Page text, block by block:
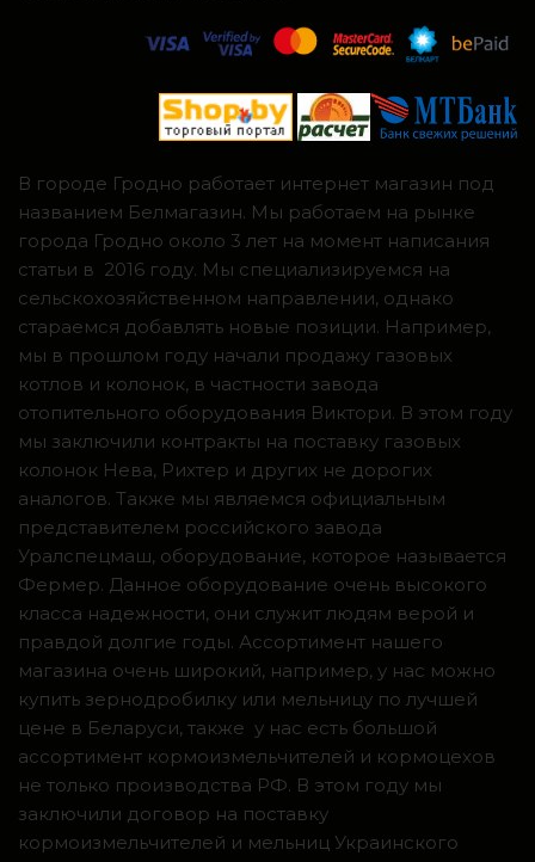
В городе Гродно работает интернет магазин под
названием Белмагазин. Мы работаем на рынке
города Гродно около 3 лет на момент написания
статьи в 2016 году. Мы специализируемся на
сельскохозяйственном направлении, однако
стараемся добавлять новые позиции. Например,
мы в прошлом году начали продажу газовых
котлов и колонок, в частности завода
отопительного оборудования Виктори. В этом году
мы заключили контракты на поставку газовых
колонок Нева, Рихтер и других не дорогих
аналогов. Также мы являемся официальным
представителем российского завода
Уралспецмаш, оборудование, которое называется
Фермер. Данное оборудование очень высокого
класса надежности, они служит людям верой и
правдой долгие годы. Ассортимент нашего
магазина очень широкий, например, у нас можно
купить зернодробилку или мельницу по лучшей
цене в Беларуси, также у нас есть большой
ассортимент кормоизмельчителей и кормоцехов
не только производства РФ. В этом году мы
заключили договор на поставку
кормоизмельчителей и мельниц Украинского